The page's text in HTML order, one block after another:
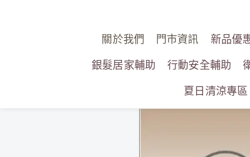
關於我們 門市資訊 新品優
銀髮居家輔助
行動安全輔助
夏日清涼專區